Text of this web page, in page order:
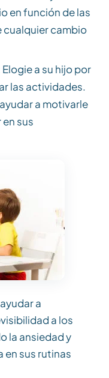
en función de las
cualquier cambio
a su hijo por
las actividades.
a motivarle
sus
a
a los
la ansiedad y
sus rutinas